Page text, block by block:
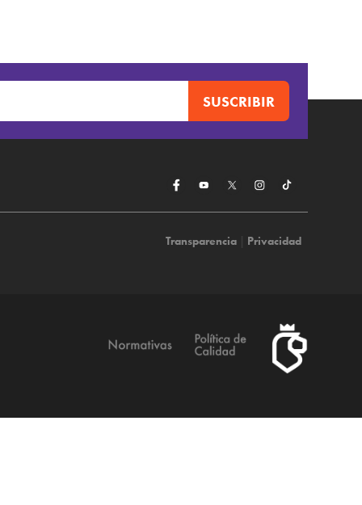
Transparencia| Privacidad